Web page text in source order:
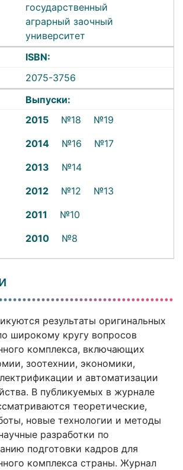
государственный
аграрный заочный
университет
ISBN:
2075-3756
Выпуски:
2015
№18
№19
2014
№16
№17
2013
№14
2012
№12
№13
2011
№10
2010
№8
результаты оригинальных
широкому кругу вопросов
комплекса, включающих
зоотехнии, экономики,
и автоматизации
В публикуемых в журнале
теоретические,
новые технологии и методы
разработки по
подготовки кадров для
комплекса страны. Журнал